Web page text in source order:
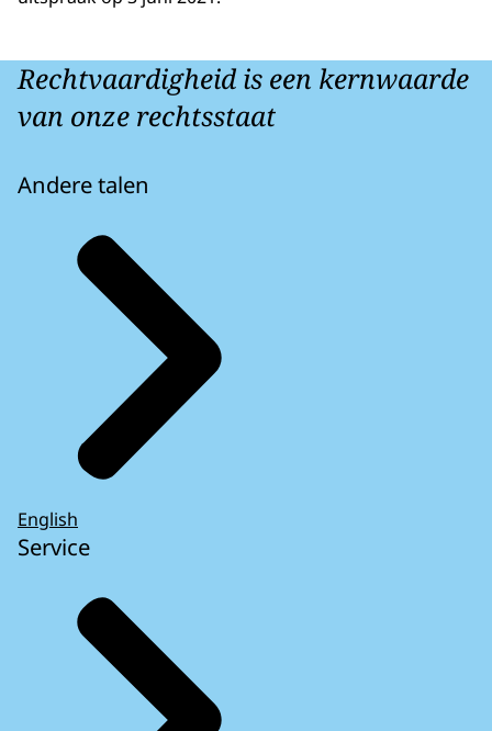
Rechtvaardigheid is een kernwaarde
van onze rechtsstaat
Andere talen
English
Service